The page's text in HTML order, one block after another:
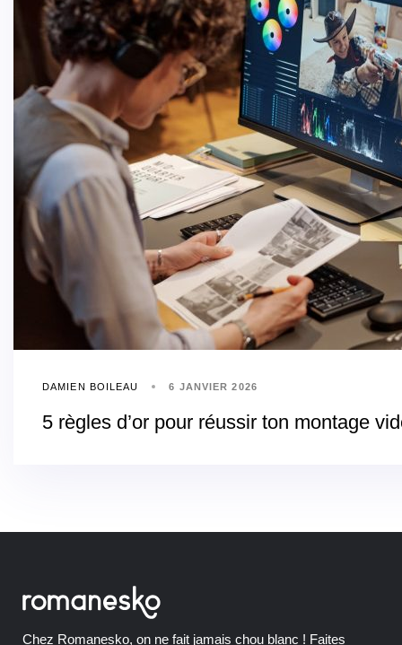
DAMIEN BOILEAU 6 JANVIER 2026
5 règles d’or pour réussir ton montage
Chez Romanesko, on ne fait jamais chou blanc ! Faites